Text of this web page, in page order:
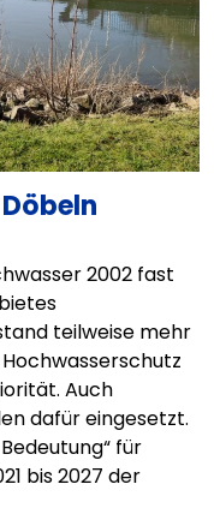
2002 fast
teilweise mehr
Auch
dafür eingesetzt.
für
bis 2027 der